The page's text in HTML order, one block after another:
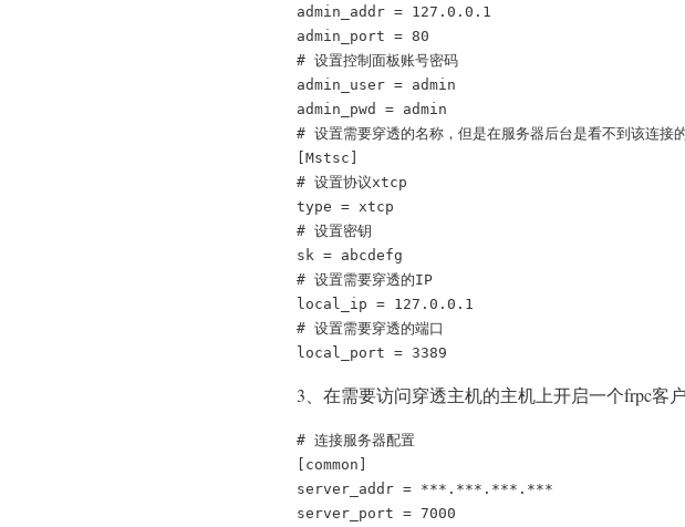
admin_addr = 127.0.0.1
admin_port = 80
# 设置控制面板账号密码
admin_user = admin
admin_pwd = admin
# 设置需要穿透的名称，但是在服务器后台是看不到该连接
[Mstsc]
# 设置协议xtcp
type = xtcp
# 设置密钥
sk = abcdefg
# 设置需要穿透的IP
local_ip = 127.0.0.1
# 设置需要穿透的端口
local_port = 3389
3、在需要访问穿透主机的主机上开启一个frpc客
# 连接服务器配置
[common]
server_addr = ***.***.***.***
server_port = 7000